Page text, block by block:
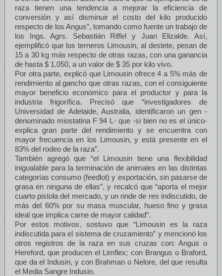
raza tienen una tendencia a mejorar la eficiencia de
conversión y así disminuir el costo del kilo producido
respecto de los Angus”, tomando como fuente un trabajo de
los Ings. Agrs. Sebastián Riffel y Juan Elizalde. Así,
ejemplificó que los terneros Limousin, al destete, pesan de
15 a 30 kg más respecto de otras razas, con una ganancia
de hasta $ 1.050, a un valor de $ 35 por kilo vivo.
Por otra parte, explicó que Limousin ofrece 4 a 5% más de
rendimiento al gancho que otras razas, con el consiguiente
mayor beneficio económico para el productor y para la
industria frigorífica. Precisó que “investigadores de
Universidad de Adelaide, Australia, identificaron un gen -
denominado miostatina F 94 L- que -si bien no es el único-
explica gran parte del rendimiento y se encuentra con
mayor frecuencia en los Limousin, y está presente en el
83% del rodeo de la raza”.
También agregó que “el Limousin tiene una flexibilidad
inigualable para la terminación de animales en las distintas
categorías consumo (feedlot) y exportación, sin pasarse de
grasa en ninguna de ellas”, y recalcó que “aporta el mejor
cuarto pistola del mercado, y un rinde de res indiscutido, de
más del 60% por su masa muscular, hueso fino y grasa
ideal que implica carne de mayor calidad”.
Por estos motivos, sostuvo que “Limousin es la raza
indiscutida para el sistema de cruzamiento” y mencionó los
otros registros de la raza en sus cruzas con: Angus o
Hereford, que producen el Limflex; con Brangus o Braford,
que da el Indusin, y con Brahman o Nelore, del que resulta
el Media Sangre Indusin.